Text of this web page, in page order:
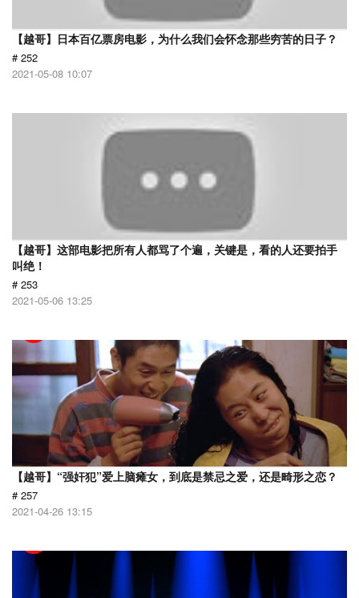
【越哥】日本百亿票房电影，为什么我们会怀念那些穷苦的日子？
# 252
2021-05-08 10:07
【越哥】这部电影把所有人都骂了个遍，关键是，看的人还要拍手
叫绝！
# 253
2021-05-06 13:25
【越哥】“强奸犯”爱上脑瘫女，到底是禁忌之爱，还是畸形之恋？
# 257
2021-04-26 13:15